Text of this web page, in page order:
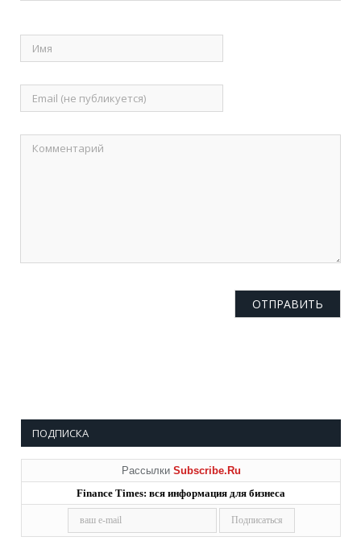
ПОДПИСКА
Рассылки Subscribe.Ru
Finance Times: вся информация для бизнеса